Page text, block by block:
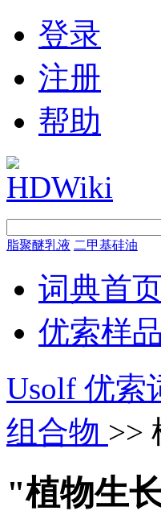
登录
注册
帮助
脂聚醚乳液 二甲基硅油
词典首
优索样品
Usolf 优索
组合物 >>
"植物生